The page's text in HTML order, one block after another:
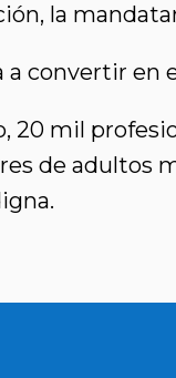
la
a convertir
20 mil
de adultos